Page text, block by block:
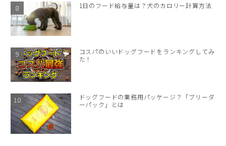
1日のフード給与量は？犬のカロリー計算方法
コスパのいいドッグフードをランキングしてみ
た！
ドッグフードの業務用パッケージ？「ブリーダ
ーパック」とは